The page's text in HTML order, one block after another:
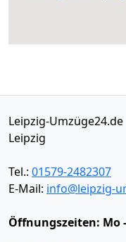
Leipzig-Umzüge24.de
Leipzig
Tel.: 01579-2482307
E-Mail: info@leipzig-
Öffnungszeiten: Mo